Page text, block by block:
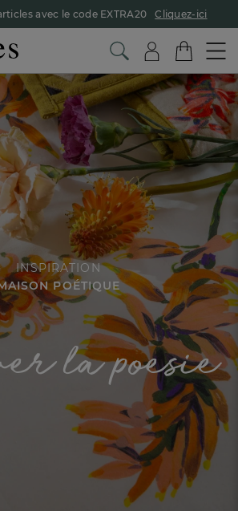
avec le code EXTRA20 Cliquez-ici
INSPIRATION
POÉTIQUE
la poesie